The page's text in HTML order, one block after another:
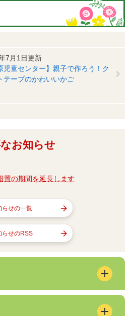
7月1日更新
児童センター】親子で作ろう！ク
テープのかわいいかご
お知らせ
置の期間を延長します
らせの一覧
らせのRSS